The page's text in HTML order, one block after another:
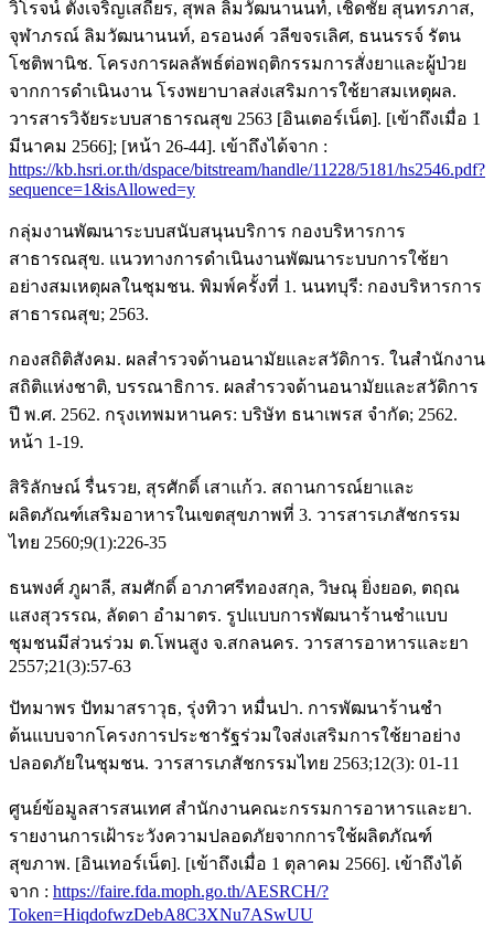
วิโรจน์ ตั้งเจริญเสถียร, สุพล ลิมวัฒนานนท์, เชิดชัย สุนทรภาส,
จุฬาภรณ์ ลิมวัฒนานนท์, อรอนงค์ วลีขจรเลิศ, ธนนรรจ์ รัตน
โชติพานิช. โครงการผลลัพธ์ต่อพฤติกรรมการสั่งยาและผู้ป่วย
จากการดำเนินงาน โรงพยาบาลส่งเสริมการใช้ยาสมเหตุผล.
วารสารวิจัยระบบสาธารณสุข 2563 [อินเตอร์เน็ต]. [เข้าถึงเมื่อ 1
มีนาคม 2566]; [หน้า 26-44]. เข้าถึงได้จาก :
https://kb.hsri.or.th/dspace/bitstream/handle/11228/5181/hs2546.pdf?
sequence=1&isAllowed=y
กลุ่มงานพัฒนาระบบสนับสนุนบริการ กองบริหารการ
สาธารณสุข. แนวทางการดำเนินงานพัฒนาระบบการใช้ยา
อย่างสมเหตุผลในชุมชน. พิมพ์ครั้งที่ 1. นนทบุรี: กองบริหารการ
สาธารณสุข; 2563.
กองสถิติสังคม. ผลสำรวจด้านอนามัยและสวัดิการ. ในสำนักงาน
สถิติแห่งชาติ, บรรณาธิการ. ผลสำรวจด้านอนามัยและสวัดิการ
ปี พ.ศ. 2562. กรุงเทพมหานคร: บริษัท ธนาเพรส จำกัด; 2562.
หน้า 1-19.
สิริลักษณ์ รื่นรวย, สุรศักดิ์ เสาแก้ว. สถานการณ์ยาและ
ผลิตภัณฑ์เสริมอาหารในเขตสุขภาพที่ 3. วารสารเภสัชกรรม
ไทย 2560;9(1):226-35
ธนพงศ์ ภูผาลี, สมศักดิ์ อาภาศรีทองสกุล, วิษณุ ยิ่งยอด, ตฤณ
แสงสุวรรณ, ลัดดา อำมาตร. รูปแบบการพัฒนาร้านชำแบบ
ชุมชนมีส่วนร่วม ต.โพนสูง จ.สกลนคร. วารสารอาหารและยา
2557;21(3):57-63
ปัทมาพร ปัทมาสราวุธ, รุ่งทิวา หมื่นปา. การพัฒนาร้านชำ
ต้นแบบจากโครงการประชารัฐร่วมใจส่งเสริมการใช้ยาอย่าง
ปลอดภัยในชุมชน. วารสารเภสัชกรรมไทย 2563;12(3): 01-11
ศูนย์ข้อมูลสารสนเทศ สำนักงานคณะกรรมการอาหารและยา.
รายงานการเฝ้าระวังความปลอดภัยจากการใช้ผลิตภัณฑ์
สุขภาพ. [อินเทอร์เน็ต]. [เข้าถึงเมื่อ 1 ตุลาคม 2566]. เข้าถึงได้
จาก : https://faire.fda.moph.go.th/AESRCH/?
Token=HiqdofwzDebA8C3XNu7ASwUU